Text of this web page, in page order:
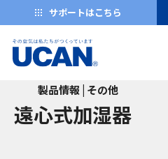
サポートはこちら
製品情報 | その他
遠心式加湿器